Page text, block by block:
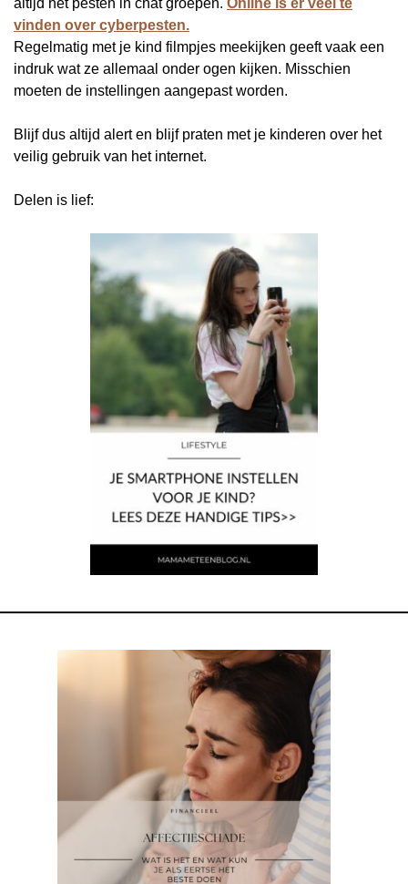
altijd het pesten in chat groepen. Online is er veel te
vinden over cyberpesten.
Regelmatig met je kind filmpjes meekijken geeft vaak een
indruk wat ze allemaal onder ogen kijken. Misschien
moeten de instellingen aangepast worden.
Blijf dus altijd alert en blijf praten met je kinderen over het
veilig gebruik van het internet.
Delen is lief: